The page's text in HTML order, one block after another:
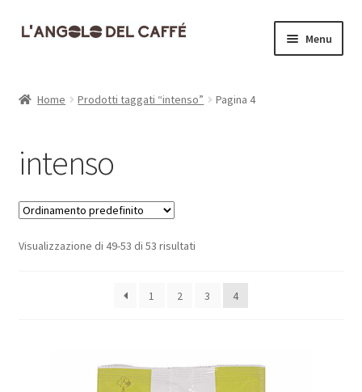
Vai
Vai
Menu
Cassa
Contatti
Dove siamo
Home Prodotti taggati “intenso” Pagina 4
intenso
Visualizzazione di 49-53 di 53 risultati
1 2 3 4